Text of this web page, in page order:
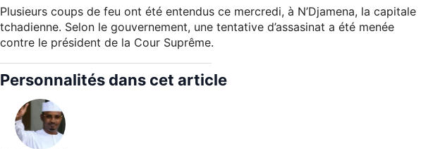
Plusieurs coups de feu ont été entendus ce mercredi, à N’Djamena, la capitale
tchadienne. Selon le gouvernement, une tentative d’assasinat a été menée
contre le président de la Cour Suprême.
Personnalités dans cet article